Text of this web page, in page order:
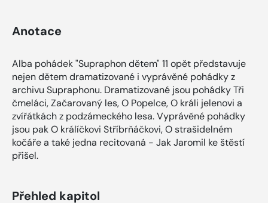
Anotace
Alba pohádek "Supraphon dětem" 11 opět představuje
nejen dětem dramatizované i vyprávěné pohádky z
archivu Supraphonu. Dramatizované jsou pohádky Tři
čmeláci, Začarovaný les, O Popelce, O králi jelenovi a
zvířátkách z podzámeckého lesa. Vyprávěné pohádky
jsou pak O králíčkovi Stříbrňáčkovi, O strašidelném
kočáře a také jedna recitovaná - Jak Jaromil ke štěstí
přišel.
Přehled kapitol